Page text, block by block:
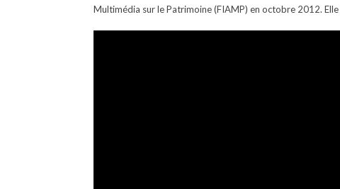
Multimédia sur le Patrimoine (FIAMP) en octobre 2012.